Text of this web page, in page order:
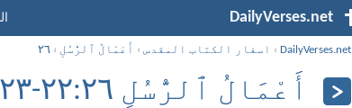
DailyVerses.net
DailyVerses.net
› اسفار الكتاب المقدس › أَعْمَالُ ٱلرُّسُلِ ›٢٦
أَعْمَالُ ٱلرُّسُلِ ٢٦:‏٢٢-‏٢٣